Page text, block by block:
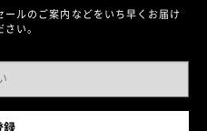
ルのご案内などをいち早くお届け
い。